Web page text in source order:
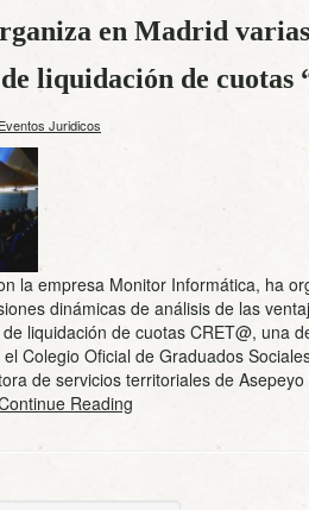
en Madrid
liquidación de cuotas
Eventos Juridicos
la empresa Monitor Informática, ha
dinámicas de análisis de las
liquidación de cuotas CRET@, una
Colegio Oficial de Graduados
de servicios territoriales de
Reading